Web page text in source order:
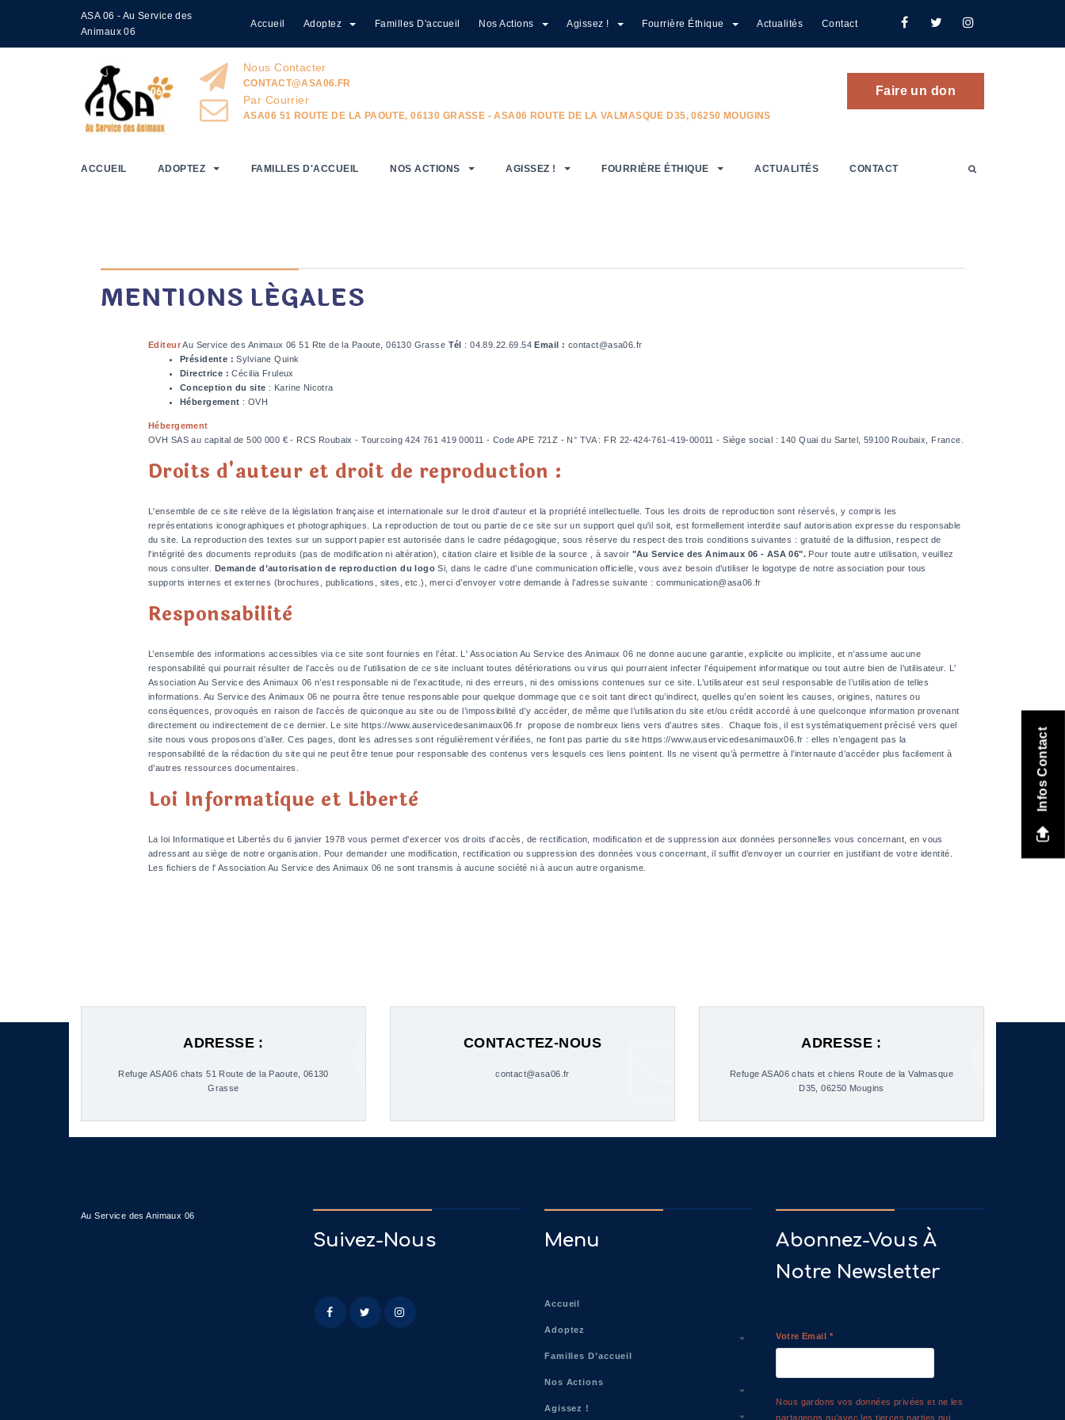
ASA 06 - Au Service des
Animaux 06
Accueil Adoptez Familles D'accueil Nos Actions Agissez ! Fourrière Éthique Actualités Contact
Nous Contacter
CONTACT@ASA06.FR
Par Courrier
ASA06 51 ROUTE DE LA PAOUTE, 06130 GRASSE - ASA06 ROUTE DE LA VALMASQUE D35, 06250 MOUGINS
Faire un don
ACCUEIL ADOPTEZ FAMILLES D'ACCUEIL NOS ACTIONS AGISSEZ ! FOURRIÈRE ÉTHIQUE ACTUALITÉS CONTACT
Home Mentions Légales
MENTIONS LÉGALES
EditeurAu Service des Animaux 06 51 Rte de la Paoute, 06130 Grasse Tél : 04.89.22.69.54Email : contact@asa06.fr
Présidente :Sylviane Quink
Directrice :Cécilia Fruleux
Conception du site : Karine Nicotra
Hébergement : OVH
Hébergement
OVH SAS au capital de 500 000 € - RCS Roubaix - Tourcoing 424 761 419 00011 - Code APE 721Z - N° TVA : FR 22-424-761-419-00011 - Siège social : 140 Quai du Sartel, 59100 Roubaix, France.
Droits d'auteur et droit de reproduction :
L'ensemble de ce site relève de la législation française et internationale sur le droit d'auteur et la propriété intellectuelle. Tous les droits de reproduction sont réservés, y compris les
représentations iconographiques et photographiques. La reproduction de tout ou partie de ce site sur un support quel qu'il soit, est formellement interdite sauf autorisation expresse du responsable
du site. La reproduction des textes sur un support papier est autorisée dans le cadre pédagogique, sous réserve du respect des trois conditions suivantes : gratuité de la diffusion, respect de
l'intégrité des documents reproduits (pas de modification ni altération), citation claire et lisible de la source , à savoir "Au Service des Animaux 06 - ASA 06". Pour toute autre utilisation, veuillez
nous consulter. Demande d’autorisation de reproduction du logoSi, dans le cadre d’une communication officielle, vous avez besoin d’utiliser le logotype de notre association pour tous
supports internes et externes (brochures, publications, sites, etc.), merci d’envoyer votre demande à l’adresse suivante : communication@asa06.fr
Responsabilitè
L’ensemble des informations accessibles via ce site sont fournies en l’état. L' Association Au Service des Animaux 06 ne donne aucune garantie, explicite ou implicite, et n’assume aucune
responsabilité qui pourrait résulter de l’accès ou de l’utilisation de ce site incluant toutes détériorations ou virus qui pourraient infecter l’équipement informatique ou tout autre bien de l’utilisateur. L'
Association Au Service des Animaux 06 n’est responsable ni de l’exactitude, ni des erreurs, ni des omissions contenues sur ce site. L’utilisateur est seul responsable de l’utilisation de telles
informations. Au Service des Animaux 06 ne pourra être tenue responsable pour quelque dommage que ce soit tant direct qu’indirect, quelles qu’en soient les causes, origines, natures ou
conséquences, provoqués en raison de l’accès de quiconque au site ou de l’impossibilité d’y accéder, de même que l’utilisation du site et/ou crédit accordé à une quelconque information provenant
directement ou indirectement de ce dernier. Le site https://www.auservicedesanimaux06.fr propose de nombreux liens vers d’autres sites. Chaque fois, il est systématiquement précisé vers quel
site nous vous proposons d’aller. Ces pages, dont les adresses sont régulièrement vérifiées, ne font pas partie du site https://www.auservicedesanimaux06.fr : elles n’engagent pas la
responsabilité de la rédaction du site qui ne peut être tenue pour responsable des contenus vers lesquels ces liens pointent. Ils ne visent qu’à permettre à l’internaute d’accéder plus facilement à
d’autres ressources documentaires.
Loi Informatique et Libertè
La loi Informatique et Libertés du 6 janvier 1978 vous permet d'exercer vos droits d'accès, de rectification, modification et de suppression aux données personnelles vous concernant, en vous
adressant au siège de notre organisation. Pour demander une modification, rectification ou suppression des données vous concernant, il suffit d’envoyer un courrier en justifiant de votre identité.
Les fichiers de l' Association Au Service des Animaux 06 ne sont transmis à aucune société ni à aucun autre organisme.
ADRESSE :
Refuge ASA06 chats 51 Route de la Paoute, 06130
Grasse
CONTACTEZ-NOUS
contact@asa06.fr
ADRESSE :
Refuge ASA06 chats et chiens Route de la Valmasque
D35, 06250 Mougins
Suivez-Nous Menu
Accueil
Adoptez
Familles D’accueil
Nos Actions
Agissez !
Abonnez-Vous À
Notre Newsletter
Votre Email *
Nous gardons vos données privées et ne les
partageons qu’avec les tierces parties qui
Au Service des Animaux 06
Infos Contact